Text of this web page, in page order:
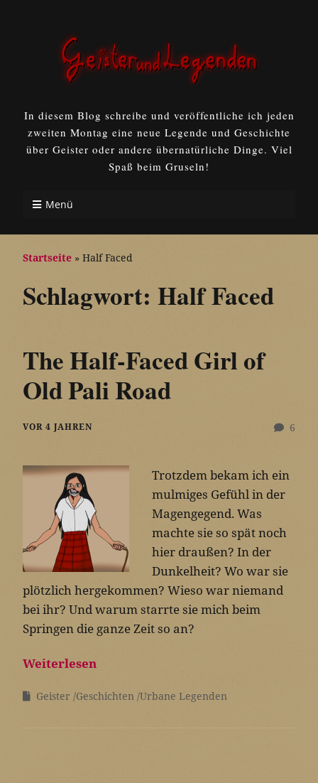
In diesem Blog schreibe und veröffentliche ich jeden
zweiten Montag eine neue Legende und Geschichte
über Geister oder andere übernatürliche Dinge. Viel
Spaß beim Gruseln!
Menü
Startseite » Half Faced
Schlagwort: Half Faced
The Half-Faced Girl of
Old Pali Road
6
VOR 4 JAHREN
Trotzdem bekam ich ein
mulmiges Gefühl in der
Magengegend. Was
machte sie so spät noch
hier draußen? In der
Dunkelheit? Wo war sie
plötzlich hergekommen? Wieso war niemand
bei ihr? Und warum starrte sie mich beim
Springen die ganze Zeit so an?
Weiterlesen
Geister Geschichten Urbane Legenden